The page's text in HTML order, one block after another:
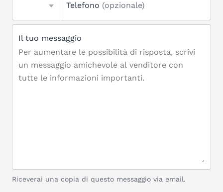
Telefono (opzionale)
Il tuo messaggio
Riceverai una copia di questo messaggio via email.